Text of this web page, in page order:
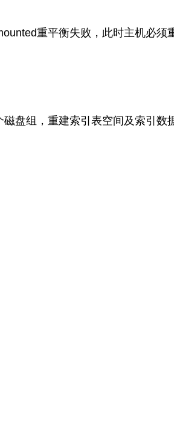
重平衡失败，此时主机必须
盘组，重建索引表空间及索引数